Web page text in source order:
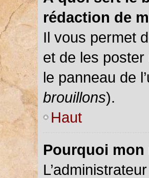
rédaction de
Il vous permet
et de les
le panneau de
brouillons).
Haut
Pourquoi mon